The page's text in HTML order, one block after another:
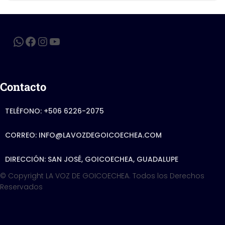
Contacto
TELÉFONO: +506 6226-2075
CORREO: INFO@LAVOZDEGOICOECHEA.COM
DIRECCIÓN: SAN JOSÉ, GOICOECHEA, GUADALUPE
© Copyright LA VOZ DE GOICOECHEA. Todos los Derechos
Reservados